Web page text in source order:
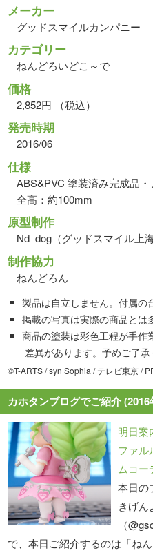
メーカー
グッドスマイルカンパニー
カテゴリー
ねんどろいどこ～で
価格
2,852円 （税込）
発売時期
2016/06
仕様
ABS&PVC 塗装済み完成品
全高：約100mm
原型制作
Nd_dog（グッドスマイル上
制作協力
ねんどろん
製品は自立しません。付属の
掲載の写真は実際の商品とは
商品の塗装は彩色工程が手作
差異があります。予めご了承
©T-ARTS / syn Sophia / テレビ東京 /
カホタンブログでご紹介
明日
ファル
ムコー
本日の
きげん
（
で、本日ご紹介するのは「